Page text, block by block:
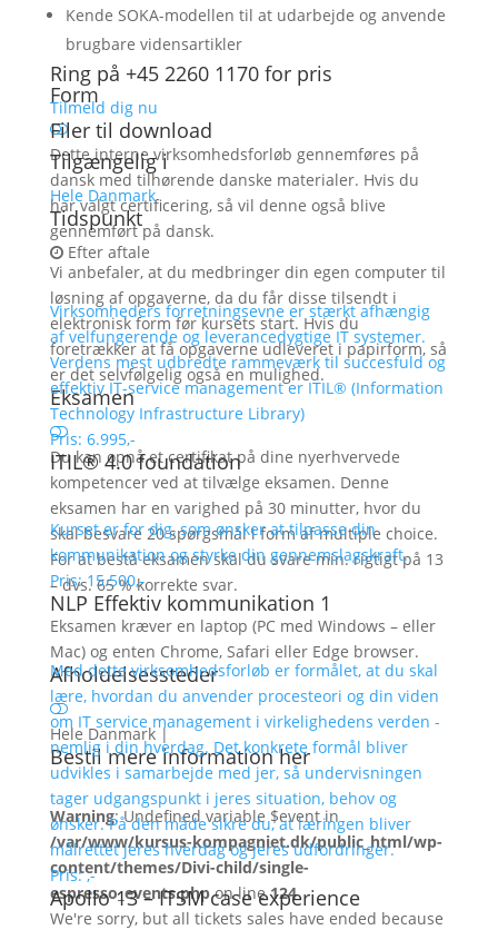
Kende SOKA-modellen til at udarbejde og anvende
brugbare vidensartikler
Form
Dette interne virksomhedsforløb gennemføres på
dansk med tilhørende danske materialer. Hvis du
har valgt certificering, så vil denne også blive
gennemført på dansk.
Vi anbefaler, at du medbringer din egen computer til
løsning af opgaverne, da du får disse tilsendt i
elektronisk form før kursets start. Hvis du
foretrækker at få opgaverne udleveret i papirform, så
er det selvfølgelig også en mulighed.
Eksamen
Du kan opnå et certifikat på dine nyerhvervede
kompetencer ved at tilvælge eksamen. Denne
eksamen har en varighed på 30 minutter, hvor du
skal besvare 20 spørgsmål i form af multiple choice.
For at bestå eksamen skal du svare min. rigtigt på 13
– dvs. 65 % korrekte svar.
Eksamen kræver en laptop (PC med Windows – eller
Mac) og enten Chrome, Safari eller Edge browser.
Afholdelsessteder
Hele Danmark|
Bestil mere information her
Warning: Undefined variable $event in
/var/www/kursus-kompagniet.dk/public_html/wp-
content/themes/Divi-child/single-
espresso_events.phpon line124
We're sorry, but all tickets sales have ended because
Ring på +45 2260 1170 for pris
Tilmeld dig nu
Filer til download
Tilgængelig i
Hele Danmark
Tidspunkt
Efter aftale
Virksomheders forretningsevne er stærkt afhængig
af velfungerende og leverancedygtige IT systemer.
Verdens mest udbredte rammeværk til succesfuld og
effektiv IT-service management er ITIL® (Information
Technology Infrastructure Library)
Pris: 6.995,-
ITIL® 4.0 foundation
Kurset er for dig, som ønsker at tilpasse din
kommunikation og styrke din gennemslagskraft.
Pris: 15.500,-
NLP Effektiv kommunikation 1
Med dette virksomhedsforløb er formålet, at du skal
lære, hvordan du anvender procesteori og din viden
om IT service management i virkelighedens verden -
nemlig i din hverdag. Det konkrete formål bliver
udvikles i samarbejde med jer, så undervisningen
tager udgangspunkt i jeres situation, behov og
ønsker. På den måde sikre du, at læringen bliver
målrettet jeres hverdag og jeres udfordringer.
Pris: ,-
Apollo 13 – ITSM case experience